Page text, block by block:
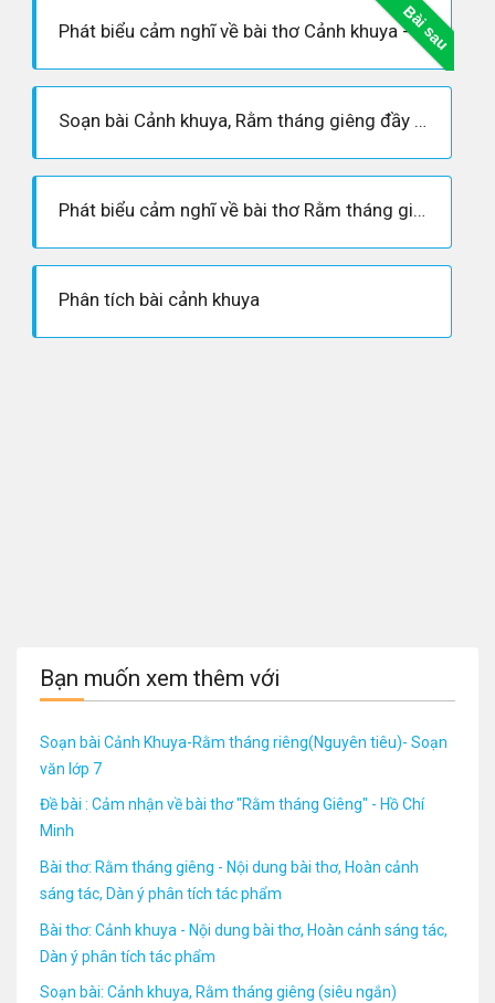
Bài sau
Phát biểu cảm nghĩ về bài thơ Cảnh khuya - Văn hay lớp 7
Soạn bài Cảnh khuya, Rằm tháng giêng đầy đủ - Ngữ văn 7
Phát biểu cảm nghĩ về bài thơ Rằm tháng giêng - Ngữ văn 7
Phân tích bài cảnh khuya
Bạn muốn xem thêm với
Soạn bài Cảnh Khuya-Rằm tháng riêng(Nguyên tiêu)- Soạn
văn lớp 7
Đề bài : Cảm nhận về bài thơ "Rằm tháng Giêng" - Hồ Chí
Minh
Bài thơ: Rằm tháng giêng - Nội dung bài thơ, Hoàn cảnh
sáng tác, Dàn ý phân tích tác phẩm
Bài thơ: Cảnh khuya - Nội dung bài thơ, Hoàn cảnh sáng tác,
Dàn ý phân tích tác phẩm
Soạn bài: Cảnh khuya, Rằm tháng giêng (siêu ngắn)